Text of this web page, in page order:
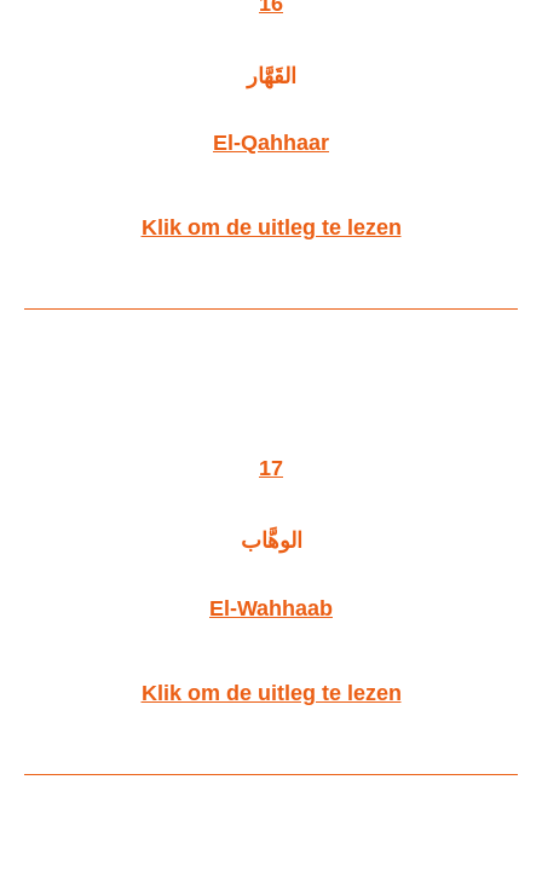
القَهَّار
El-Qahhaar
Klik om de uitleg te lezen
17
الوهَّاب
El-Wahhaab
Klik om de uitleg te lezen